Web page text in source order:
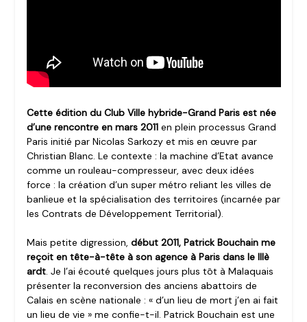
Cette édition du Club Ville hybride-Grand Paris est née
d’une rencontre en mars 2011en plein processus Grand
Paris initié par Nicolas Sarkozy et mis en œuvre par
Christian Blanc. Le contexte : la machine d’Etat avance
comme un rouleau-compresseur, avec deux idées
force : la création d’un super métro reliant les villes de
banlieue et la spécialisation des territoires (incarnée par
les Contrats de Développement Territorial).
Mais petite digression, début 2011, Patrick Bouchain me
reçoit en tête-à-tête à son agence à Paris dans le IIIè
ardt. Je l’ai écouté quelques jours plus tôt à Malaquais
présenter la reconversion des anciens abattoirs de
Calais en scène nationale : « d’un lieu de mort j’en ai fait
un lieu de vie » me confie-t-il. Patrick Bouchain est une